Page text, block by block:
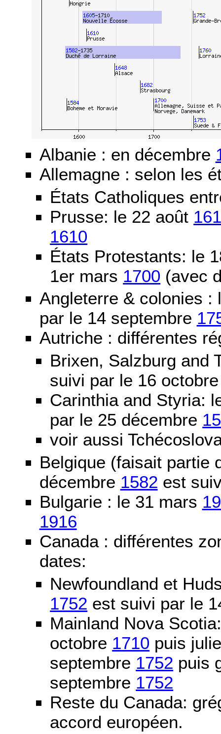
Albanie : en décembre
Allemagne : selon les
États Catholiques
Prusse: le 22 août
1610
États Protestants: le
1er mars 1700 (avec
Angleterre & colonies
par le 14 septembre
Autriche : différentes
Brixen, Salzburg and
suivi par le 16
Carinthia and Styria:
par le 25 décembre
voir aussi
Belgique (faisait partie
décembre 1582 est
Bulgarie : le 31 mars
1916
Canada : différentes
dates:
Newfoundland et
1752 est suivi par le
Mainland Nova
octobre 1710 puis
septembre 1752 puis
septembre 1752
Reste du Canada:
accord européen.